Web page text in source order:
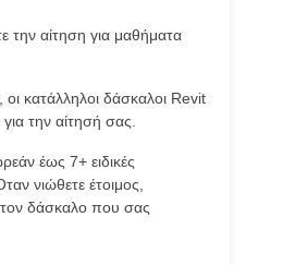
την αίτηση για μαθήματα
οι κατάλληλοι δάσκαλοι Revit
για την αίτησή σας.
έως 7+ ειδικές
νιώθετε έτοιμος,
τον δάσκαλο που σας